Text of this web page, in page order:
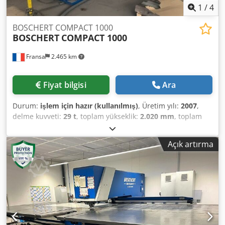
1 /4
Fransa 2.465 km
BOSCHERT COMPACT 1000
BOSCHERT COMPACT 1000
Fiyat bilgisi Ara
Durum: işlem için hazır (kullanılmış), Üretim yılı: 2007,
delme kuvveti: 29 t, toplam yükseklik: 2.020 mm, toplam
, sac kalınlığı (maks.):
ağırlık:9.300 kg, ürün uzunluğu (maks.):4.900 mm, 2007
yılında üretilmiş bir CNC delme makinesi. Bu BOSCHERT
Compact 1000 modeli, 1.000 × 2.000 mm’lik bir çalışma
alanına ve 280 kN’lik maksimum delme gücüne sahiptir.
Makine, 150 kg'a kadar iş parçalarını işleyebilir ve 105 mm
çapında delikler açabilir. Yüksek kaliteli sac delme
kapasitesi arıyorsanız, satışa sunduğumuz BOSCHERT
Compact 1000 makinesini değerlendirin. Daha fazla bilgi
için bizimle iletişime geçin. • Durum: Teknik açıdan çok iyi
Açık artırma